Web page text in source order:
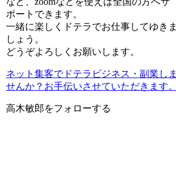
ポートできます。
一緒に楽しくドテラでお仕事してゆきま
しょう。
どうぞよろしくお願いします。
ネット集客でドテラビジネス・副業しま
せんか？お手伝いさせていただきます。
高木敏郎をフォローする